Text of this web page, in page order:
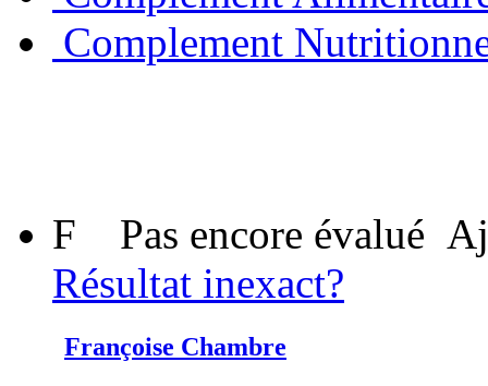
Complement
F Pas encore évalué
Résultat inexact?
Françoise Chambre